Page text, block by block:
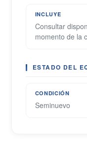
INCLUYE
Consultar
momento de la
ESTADO DEL
CONDICIÓN
Seminuevo